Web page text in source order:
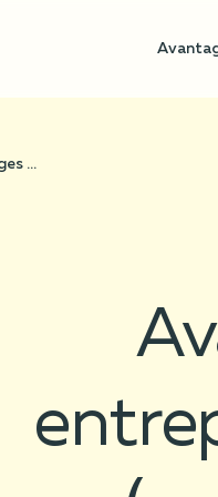
Avantages sociaux en entreprise : le guide complet (mutuelle, prévoyance, épargne, titres…)